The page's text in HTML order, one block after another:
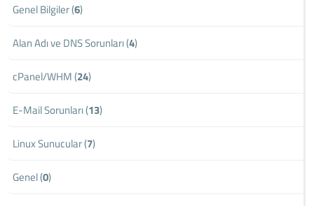
Genel Bilgiler (6)
Alan Adı ve DNS Sorunları (4)
cPanel/WHM (24)
E-Mail Sorunları (13)
Linux Sunucular (7)
Genel (0)